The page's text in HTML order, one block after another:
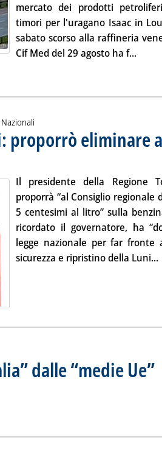
mercato dei prodotti
timori per l'uragano Isaac in
sabato scorso alla raffineria
Cif Med del 29 agosto ha f...
notizia
Nazionali
proporrò eliminare
agosto 2012 alle 12.26.
Il presidente della Regione
proporrà “al Consiglio regionale
5 centesimi al litro” sulla
ricordato il governatore, ha
legge nazionale per far fronte
sicurezza e ripristino della Luni...
dalle “medie Ue”..
Italia” dalle “medie Ue”'
notizia